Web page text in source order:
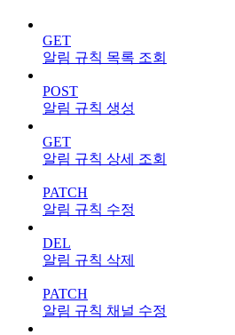
GET
알림 규칙 목록 조회
POST
알림 규칙 생성
GET
알림 규칙 상세 조회
PATCH
알림 규칙 수정
DEL
알림 규칙 삭제
PATCH
알림 규칙 채널 수정